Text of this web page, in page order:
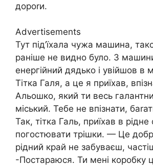
дороrи.
Advertisements
Тут під’їхала чужа машина,
раніше не видно було. З
енергійний дядько і увійшов в
Тітка Галя, а це я приїхав,
Альошко, який ти весь
міський. Тебе не впізнати,
Так, тітка Галь, приїхав в рідне
погостювати трішки. — Це
рідний край не забуваєш,
-Постараюся. Ти мені коробку